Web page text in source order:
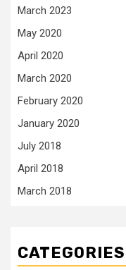
March 2023
May 2020
April 2020
March 2020
February 2020
January 2020
July 2018
April 2018
March 2018
CATEGORIES